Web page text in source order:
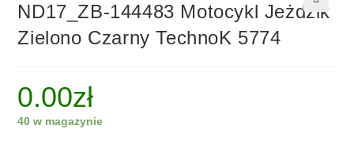
🔍
ND17_ZB-144483 Motocykl Jeżdzik
Zielono Czarny TechnoK 5774
0.00zł
40 w magazynie